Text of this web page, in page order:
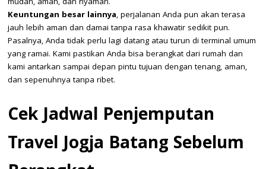
Keuntungan besar lainnya, perjalanan Anda pun akan terasa
jauh lebih aman dan damai tanpa rasa khawatir sedikit pun.
Pasalnya, Anda tidak perlu lagi datang atau turun di terminal umum
yang ramai. Kami pastikan Anda bisa berangkat dari rumah dan
kami antarkan sampai depan pintu tujuan dengan tenang, aman,
dan sepenuhnya tanpa ribet.
Cek Jadwal Penjemputan
Travel Jogja Batang Sebelum